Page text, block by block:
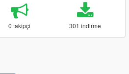
0 takipçi 301 indirme